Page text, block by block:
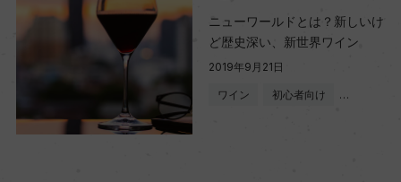
ニューワールドとは？新しいけ
ど歴史深い、新世界ワイン
2019年9月21日
ワイン 初心者向け …